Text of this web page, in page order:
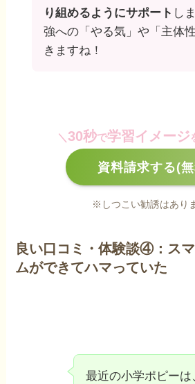
り組めるようにサポート し
強への「やる気」や「主体
きますね！
＼30秒で学習イメージ
資料請求する(
※しつこい勧誘はあり
良い口コミ・体験談④：ス
ムができてハマっていた
最近の小学ポピーは